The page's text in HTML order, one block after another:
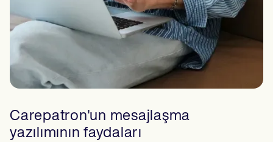
Carepatron'un mesajlaşma
yazılımının faydaları